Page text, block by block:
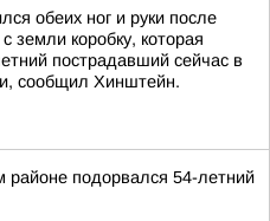
обеих ног и руки после
земли коробку, которая
пострадавший сейчас в
сообщил Хинштейн.
районе подорвался 54-летний